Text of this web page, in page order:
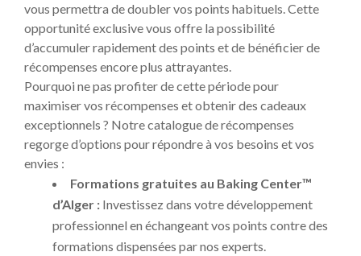
vous permettra de doubler vos points habituels. Cette
opportunité exclusive vous offre la possibilité
d’accumuler rapidement des points et de bénéficier de
récompenses encore plus attrayantes.
Pourquoi ne pas profiter de cette période pour
maximiser vos récompenses et obtenir des cadeaux
exceptionnels ? Notre catalogue de récompenses
regorge d’options pour répondre à vos besoins et vos
envies :
Formations gratuites au Baking Center™
d’Alger :Investissez dans votre développement
professionnel en échangeant vos points contre des
formations dispensées par nos experts.